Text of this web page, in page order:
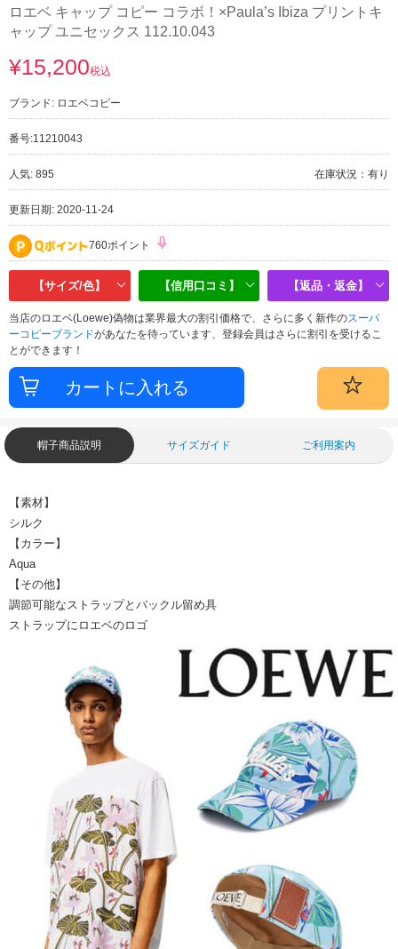
ロエベ キャップ コピー コラボ！×Paula’s Ibiza プリントキ
ャップ ユニセックス 112.10.043
¥15,200税込
ブランド: ロエベコピー
番号:11210043
人気: 895 在庫状況：有り
更新日期: 2020-11-24
760ポイント
【サイズ/色】 【信用口コミ】 【返品・返金】
当店のロエベ(Loewe)偽物は業界最大の割引価格で、さらに多く新作のスーパ
ーコピーブランドがあなたを待っています、登録会員はさらに割引を受けるこ
とができます！
帽子商品説明 サイズガイド ご利用案内
【素材】
シルク
【カラー】
Aqua
【その他】
調節可能なストラップとバックル留め具
ストラップにロエベのロゴ